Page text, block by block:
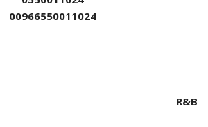
00966550011024
R&B